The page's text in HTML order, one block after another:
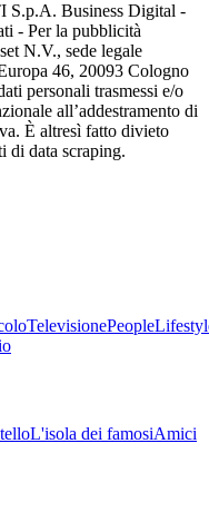
S.p.A. Business Digital -
- Per la pubblicità
N.V., sede legale
46, 20093 Cologno
personali trasmessi e/o
all’addestramento di
È altresì fatto divieto
di data scraping.
TelevisionePeople
L'isola dei famosiAmici